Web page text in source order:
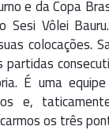
e da Copa
Sesi Vôlei
colocações.
É uma
e,
os três